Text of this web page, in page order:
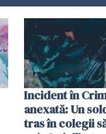
Incident în
anexată: Un
tras în colegii